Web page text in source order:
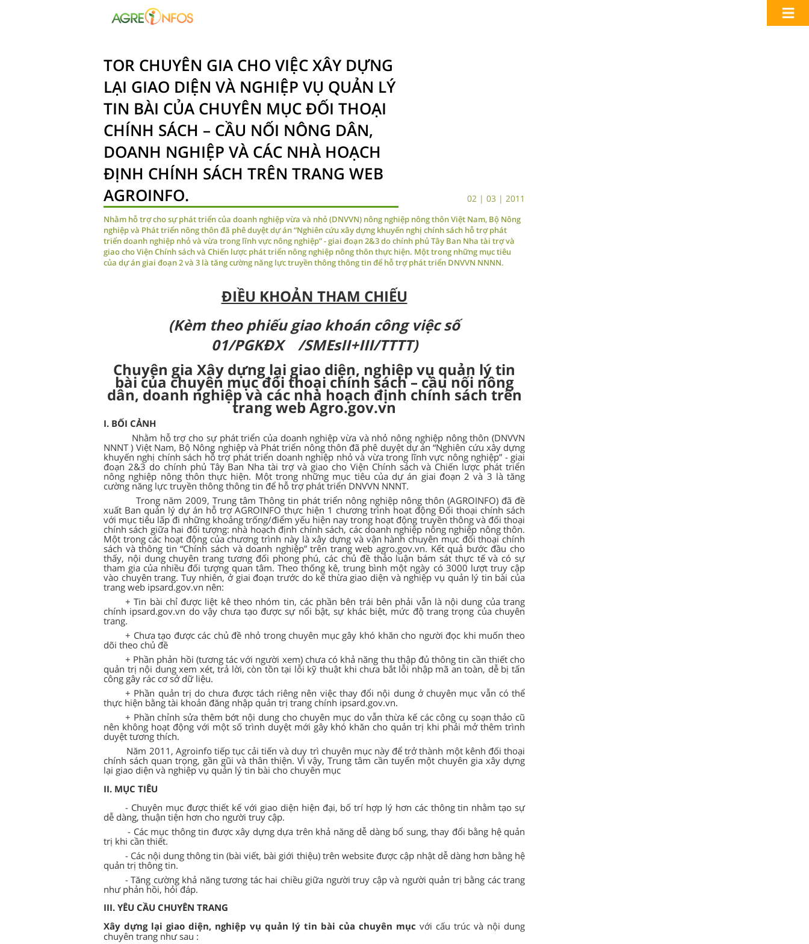
TOR CHUYÊN GIA CHO VIỆC XÂY DỰNG
LẠI GIAO DIỆN VÀ NGHIỆP VỤ QUẢN LÝ
TIN BÀI CỦA CHUYÊN MỤC ĐỐI THOẠI
CHÍNH SÁCH – CẦU NỐI NÔNG DÂN,
DOANH NGHIỆP VÀ CÁC NHÀ HOẠCH
ĐỊNH CHÍNH SÁCH TRÊN TRANG WEB
AGROINFO.
02 | 03 | 2011
Nhằm hỗ trợ cho sự phát triển của doanh nghiệp vừa và nhỏ (DNVVN) nông nghiệp nông thôn Việt Nam, Bộ Nông
nghiệp và Phát triển nông thôn đã phê duyệt dự án “Nghiên cứu xây dựng khuyến nghị chính sách hỗ trợ phát
triển doanh nghiệp nhỏ và vừa trong lĩnh vực nông nghiệp” - giai đoạn 2&3 do chính phủ Tây Ban Nha tài trợ và
giao cho Viện Chính sách và Chiến lược phát triển nông nghiệp nông thôn thực hiện. Một trong những mục tiêu
của dự án giai đoạn 2 và 3 là tăng cường năng lực truyền thông thông tin để hỗ trợ phát triển DNVVN NNNN.
ĐIỀU KHOẢN THAM CHIẾU
(Kèm theo phiếu giao khoán công việc số
01/PGKĐX /SMEsII+III/TTTT)
Chuyên gia Xây dựng lại giao diện, nghiệp vụ quản lý tin
bài của chuyên mục đối thoại chính sách – cầu nối nông
dân, doanh nghiệp và các nhà hoạch định chính sách trên
trang web Agro.gov.vn
I. BỐI CẢNH
Nhằm hỗ trợ cho sự phát triển của doanh nghiệp vừa và nhỏ nông nghiệp nông thôn (DNVVN
NNNT ) Việt Nam, Bộ Nông nghiệp và Phát triển nông thôn đã phê duyệt dự án “Nghiên cứu xây dựng
khuyến nghị chính sách hỗ trợ phát triển doanh nghiệp nhỏ và vừa trong lĩnh vực nông nghiệp” - giai
đoạn 2&3do chính phủ Tây Ban Nha tài trợ và giao cho Viện Chính sách và Chiến lược phát triển
nông nghiệp nông thôn thực hiện. Một trong những mục tiêu của dự án giai đoạn 2 và 3 là tăng
cường năng lực truyền thông thông tin để hỗ trợ phát triển DNVVN NNNT.
Trong năm 2009, Trung tâm Thông tin phát triển nông nghiệp nông thôn (AGROINFO) đã đề
xuất Ban quản lý dự án hỗ trợ AGROINFO thực hiện 1 chương trình hoạt động Đối thoại chính sách
với mục tiêu lấp đi những khoảng trống/điểm yếu hiện nay trong hoạt động truyền thông và đối thoại
chính sách giữa hai đối tượng: nhà hoạch định chính sách, các doanh nghiệp nông nghiệp nông thôn.
Một trong các hoạt động của chương trình này là xây dựng và vận hành chuyên mục đối thoại chính
sách và thông tin “Chính sách và doanh nghiệp” trên trang web agro.gov.vn. Kết quả bước đầu cho
thấy, nội dung chuyên trang tương đối phong phú, các chủ đề thảo luận bám sát thực tế và có sự
tham gia của nhiều đối tượng quan tâm. Theo thống kê, trung bình một ngày có 3000 lượt truy cập
vào chuyên trang. Tuy nhiên, ở giai đoạn trước do kế thừa giao diện và nghiệp vụ quản lý tin bài của
trang web ipsard.gov.vn nên:
+ Tin bài chỉ được liệt kê theo nhóm tin, các phần bên trái bên phải vẫn là nội dung của trang
chính ipsard.gov.vn do vậy chưa tạo được sự nổi bật, sự khác biệt, mức độ trang trọng của chuyên
trang.
+ Chưa tạo được các chủ đề nhỏ trong chuyên mục gây khó khăn cho người đọc khi muốn theo
dõi theo chủ đề
+ Phần phản hồi (tương tác với người xem) chưa có khả năng thu thập đủ thông tin cần thiết cho
quản trị nội dung xem xét, trả lời, còn tồn tại lỗi kỹ thuật khi chưa bắt lỗi nhập mã an toàn, dễ bị tấn
công gây rác cơ sở dữ liệu.
+ Phần quản trị do chưa được tách riêng nên việc thay đổi nội dung ở chuyên mục vẫn có thể
thực hiện bằng tài khoản đăng nhập quản trị trang chính ipsard.gov.vn.
+ Phần chỉnh sửa thêm bớt nội dung cho chuyên mục do vẫn thừa kế các công cụ soạn thảo cũ
nên không hoạt động với một số trình duyệt mới gây khó khăn cho quản trị khi phải mở thêm trình
duyệt tương thích.
Năm 2011, Agroinfo tiếp tục cải tiến và duy trì chuyên mục này để trở thành một kênh đối thoại
chính sách quan trọng, gần gũi và thân thiện. Vì vậy, Trung tâm cần tuyển một chuyên gia xây dựng
lại giao diện và nghiệp vụ quản lý tin bài cho chuyên mục
II. MỤC TIÊU
- Chuyên mục được thiết kế với giao diện hiện đại, bố trí hợp lý hơn các thông tin nhằm tạo sự
dễ dàng, thuận tiện hơn cho người truy cập.
- Các mục thông tin được xây dựng dựa trên khả năng dễ dàng bổ sung, thay đổi bằng hệ quản
trị khi cần thiết.
- Các nội dung thông tin (bài viết, bài giới thiệu) trên website được cập nhật dễ dàng hơn bằng hệ
quản trị thông tin.
- Tăng cường khả năng tương tác hai chiều giữa người truy cập và người quản trị bằng các trang
như phản hồi, hỏi đáp.
III. YÊU CẦU CHUYÊN TRANG
Xây dựng lại giao diện, nghiệp vụ quản lý tin bài của chuyên mục với cấu trúc và nội dung
chuyên trang như sau :